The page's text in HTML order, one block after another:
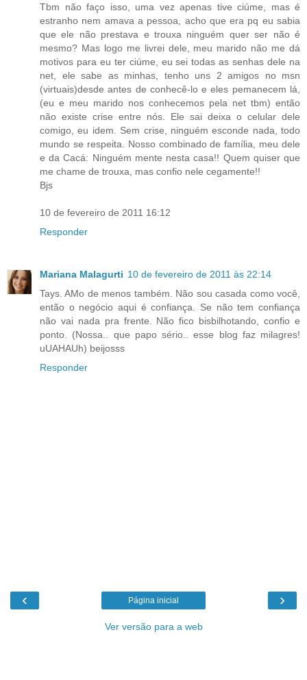
Tbm não faço isso, uma vez apenas tive ciúme, mas é
estranho nem amava a pessoa, acho que era pq eu sabia
que ele não prestava e trouxa ninguém quer ser não é
mesmo? Mas logo me livrei dele, meu marido não me dá
motivos para eu ter ciúme, eu sei todas as senhas dele na
net, ele sabe as minhas, tenho uns 2 amigos no msn
(virtuais)desde antes de conhecê-lo e eles pemanecem lá,
(eu e meu marido nos conhecemos pela net tbm) então
não existe crise entre nós. Ele sai deixa o celular dele
comigo, eu idem. Sem crise, ninguém esconde nada, todo
mundo se respeita. Nosso combinado de família, meu dele
e da Cacá: Ninguém mente nesta casa!! Quem quiser que
me chame de trouxa, mas confio nele cegamente!!
Bjs
10 de fevereiro de 2011 16:12
Responder
Mariana Malagurti 10 de fevereiro de 2011 às 22:14
Tays. AMo de menos também. Não sou casada como você,
então o negócio aqui é confiança. Se não tem confiança
não vai nada pra frente. Não fico bisbilhotando, confio e
ponto. (Nossa.. que papo sério.. esse blog faz milagres!
uUAHAUh) beijosss
Responder
‹ ›
Página inicial
Ver versão para a web